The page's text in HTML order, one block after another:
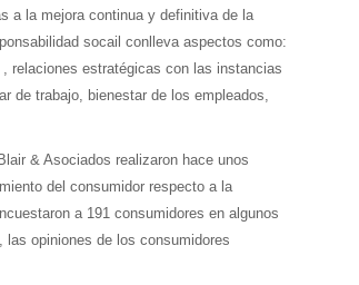
a la mejora continua y definitiva de la
socail conlleva aspectos como:
relaciones estratégicas con las instancias
de trabajo, bienestar de los empleados,
& Asociados realizaron hace unos
del consumidor respecto a la
a 191 consumidores en algunos
opiniones de los consumidores